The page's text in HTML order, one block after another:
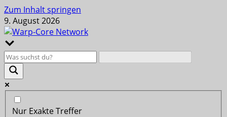
Zum Inhalt springen
9. August 2026
Nur Exakte Treffer